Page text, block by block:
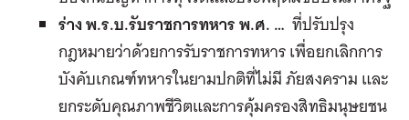
ร่าง พ.ร.บ.รับราชการทหาร พ.ศ. … ที่ปรับปรุง
กฎหมายว่าด้วยการรับราชการทหาร เพื่อยกเลิกการ
บังคับเกณฑ์ทหารในยามปกติที่ไม่มี ภัยสงคราม และ
ยกระดับคุณภาพชีวิตและการคุ้มครองสิทธิมนุษยชน